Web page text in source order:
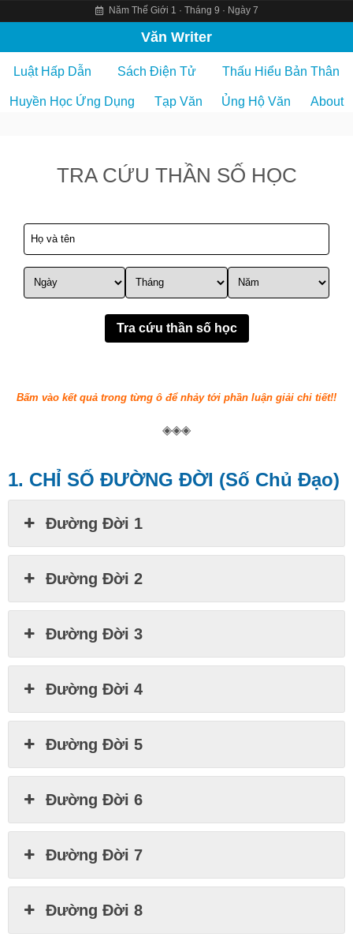
Năm Thế Giới 1 · Tháng 9 · Ngày 7
k
Văn Writer
Luật Hấp Dẫn Sách Điện Tử Thấu Hiểu Bản Thân
Huyền Học Ứng Dụng Tạp Văn Ủng Hộ Văn About
TRA CỨU THẦN SỐ HỌC
Tra cứu thần số học
Bấm vào kết quả trong từng ô để nhảy tới phần luận giải chi tiết!!
◈◈◈
1. CHỈ SỐ ĐƯỜNG ĐỜI (Số Chủ Đạo)
Đường Đời 1
Đường Đời 2
Đường Đời 3
Đường Đời 4
Đường Đời 5
Đường Đời 6
Đường Đời 7
Đường Đời 8